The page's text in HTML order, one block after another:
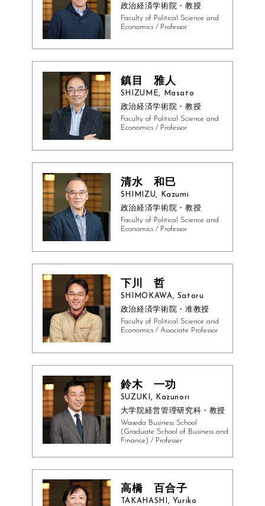
政治経済学術院・教授
Faculty of Political Science and
Economics / Professor
鎮目 雅人
SHIZUME, Masato
政治経済学術院・教授
Faculty of Political Science and
Economics / Professor
清水 和巳
SHIMIZU, Kazumi
政治経済学術院・教授
Faculty of Political Science and
Economics / Professor
下川 哲
SHIMOKAWA, Satoru
政治経済学術院・准教授
Faculty of Political Science and
Economics / Associate Professor
鈴木 一功
SUZUKI, Kazunori
大学院経営管理研究科・教授
Waseda Business School
(Graduate School of Business and
Finance) / Professer
高橋 百合子
TAKAHASHI, Yuriko